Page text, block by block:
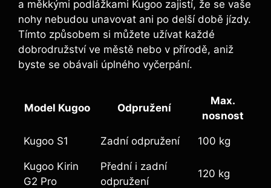
a měkkými podlážkami Kugoo zajistí, že se vaše
nohy nebudou unavovat ani po delší době jízdy.
Tímto způsobem si můžete užívat každé
dobrodružství ve městě nebo v přírodě, aniž
byste se obávali úplného vyčerpání.
Model Kugoo Odpružení
Max.
nosnost
Kugoo S1 Zadní odpružení 100 kg
Kugoo Kirin
G2 Pro
Přední i zadní
odpružení
120 kg